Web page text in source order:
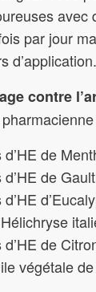
avec
par jour
d’application.
contre
de
de
de
végétale